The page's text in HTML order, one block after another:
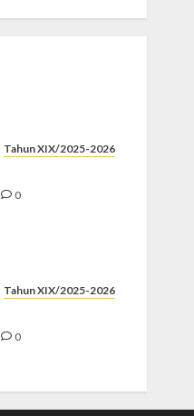
Tahun XIX/2025-2026
0
Tahun XIX/2025-2026
0